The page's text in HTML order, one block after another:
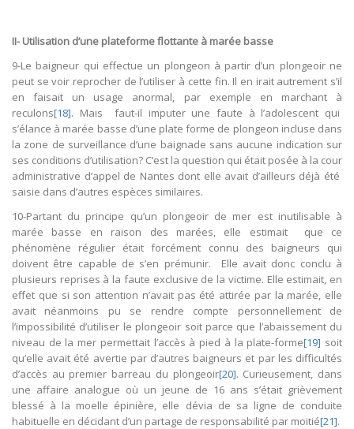
II- Utilisation d’une plateforme flottante à marée basse
9-Le baigneur qui effectue un plongeon à partir d’un plongeoir ne
peut se voir reprocher de l’utiliser à cette fin. Il en irait autrement s’il
en faisait un usage anormal, par exemple en marchant à
reculons[18]. Mais faut-il imputer une faute à l’adolescent qui
s’élance à marée basse d’une plate forme de plongeon incluse dans
la zone de surveillance d’une baignade sans aucune indication sur
ses conditions d’utilisation? C’est la question qui était posée à la cour
administrative d’appel de Nantes dont elle avait d’ailleurs déjà été
saisie dans d’autres espèces similaires.
10-Partant du principe qu’un plongeoir de mer est inutilisable à
marée basse en raison des marées, elle estimait que ce
phénomène régulier était forcément connu des baigneurs qui
doivent être capable de s’en prémunir. Elle avait donc conclu à
plusieurs reprises à la faute exclusive de la victime. Elle estimait, en
effet que si son attention n’avait pas été attirée par la marée, elle
avait néanmoins pu se rendre compte personnellement de
l’impossibilité d’utiliser le plongeoir soit parce que l’abaissement du
niveau de la mer permettait l’accès à pied à la plate-forme[19] soit
qu’elle avait été avertie par d’autres baigneurs et par les difficultés
d’accès au premier barreau du plongeoir[20]. Curieusement, dans
une affaire analogue où un jeune de 16 ans s’était grièvement
blessé à la moelle épinière, elle dévia de sa ligne de conduite
habituelle en décidant d’un partage de responsabilité par moitié[21].